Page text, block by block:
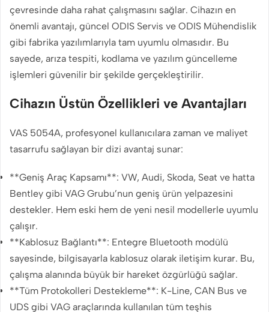
çevresinde daha rahat çalışmasını sağlar. Cihazın en
önemli avantajı, güncel ODIS Servis ve ODIS Mühendislik
gibi fabrika yazılımlarıyla tam uyumlu olmasıdır. Bu
sayede, arıza tespiti, kodlama ve yazılım güncelleme
işlemleri güvenilir bir şekilde gerçekleştirilir.
Cihazın Üstün Özellikleri ve Avantajları
VAS 5054A, profesyonel kullanıcılara zaman ve maliyet
tasarrufu sağlayan bir dizi avantaj sunar:
**Geniş Araç Kapsamı**: VW, Audi, Skoda, Seat ve hatta
Bentley gibi VAG Grubu’nun geniş ürün yelpazesini
destekler. Hem eski hem de yeni nesil modellerle uyumlu
çalışır.
**Kablosuz Bağlantı**: Entegre Bluetooth modülü
sayesinde, bilgisayarla kablosuz olarak iletişim kurar. Bu,
çalışma alanında büyük bir hareket özgürlüğü sağlar.
**Tüm Protokolleri Destekleme**: K-Line, CAN Bus ve
UDS gibi VAG araçlarında kullanılan tüm teşhis